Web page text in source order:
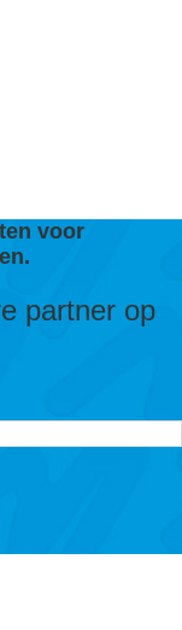
voor
partner op